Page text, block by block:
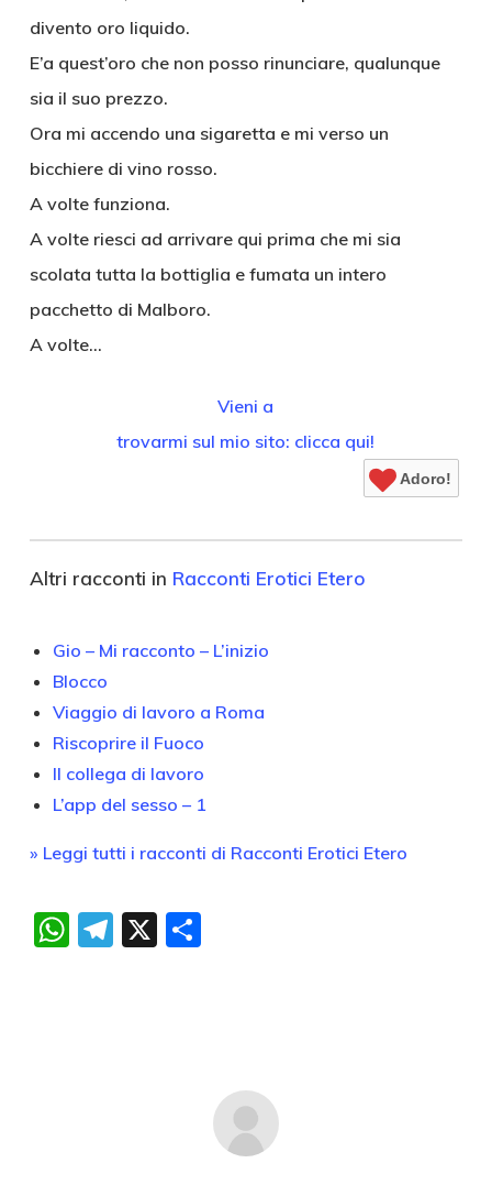
divento oro liquido.
E’a quest’oro che non posso rinunciare, qualunque
sia il suo prezzo.
Ora mi accendo una sigaretta e mi verso un
bicchiere di vino rosso.
A volte funziona.
A volte riesci ad arrivare qui prima che mi sia
scolata tutta la bottiglia e fumata un intero
pacchetto di Malboro.
A volte…
Vieni a
trovarmi sul mio sito: clicca qui!
Adoro!
Altri racconti in Racconti Erotici Etero
Gio – Mi racconto – L’inizio
Blocco
Viaggio di lavoro a Roma
Riscoprire il Fuoco
Il collega di lavoro
L’app del sesso – 1
» Leggi tutti i racconti di Racconti Erotici Etero
WhatsApp
Telegram
X Condividi